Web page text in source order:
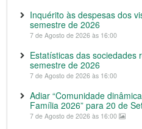
Inquérito às despesas dos
semestre de 2026
7 de Agosto de 2026 às 16:00
Estatísticas das sociedades
semestre de 2026
7 de Agosto de 2026 às 16:00
Adiar “Comunidade
Família 2026” para 20 de
7 de Agosto de 2026 às 16:00